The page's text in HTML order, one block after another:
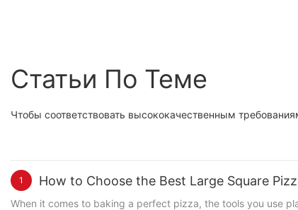
Статьи По Теме
Чтобы соответствовать высококачественным
1 How to Choose the Best Large Square
When it comes to baking a perfect pizza, the tools you use